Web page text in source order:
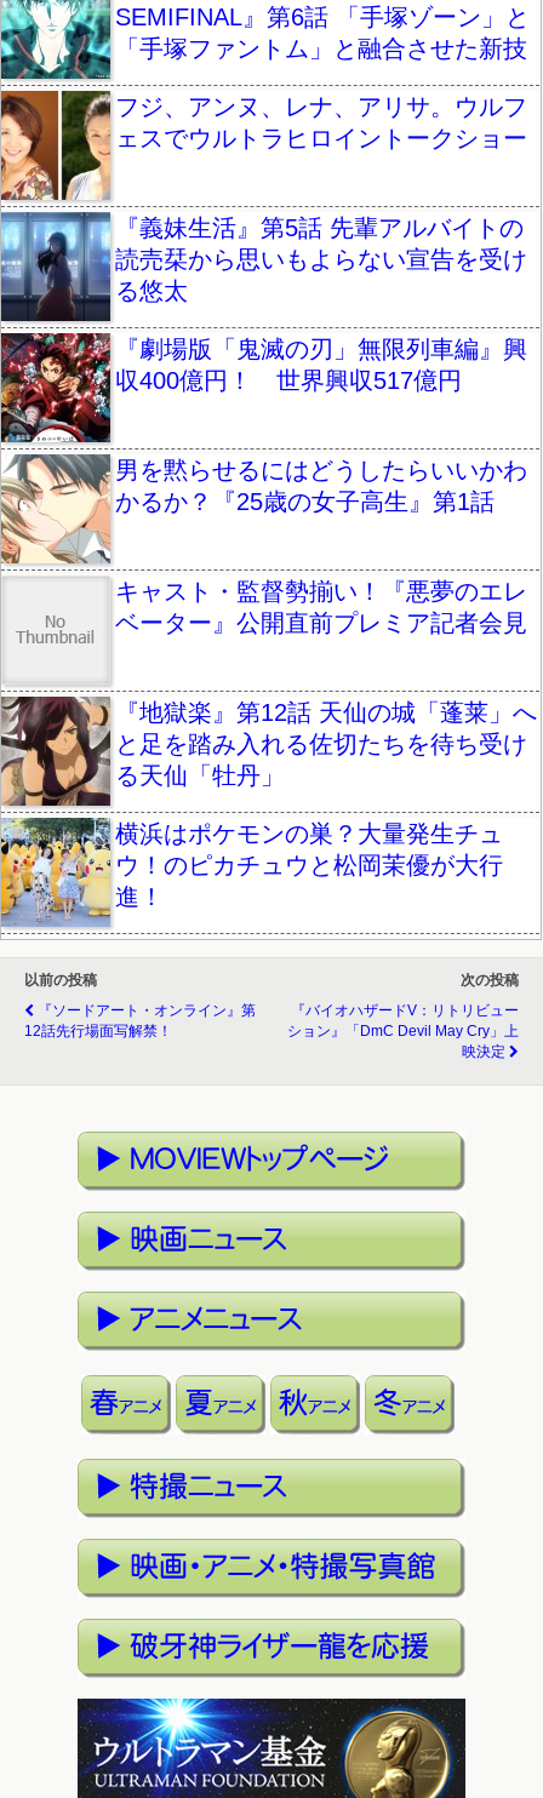
SEMIFINAL』第6話 「手塚ゾーン」と
「手塚ファントム」と融合させた新技
フジ、アンヌ、レナ、アリサ。ウルフ
ェスでウルトラヒロイントークショー
『義妹生活』第5話 先輩アルバイトの
読売栞から思いもよらない宣告を受け
る悠太
『劇場版「鬼滅の刃」無限列車編』興
収400億円！ 世界興収517億円
男を黙らせるにはどうしたらいいかわ
かるか？『25歳の女子高生』第1話
キャスト・監督勢揃い！『悪夢のエレ
ベーター』公開直前プレミア記者会見
『地獄楽』第12話 天仙の城「蓬莱」へ
と足を踏み入れる佐切たちを待ち受け
る天仙「牡丹」
横浜はポケモンの巣？大量発生チュ
ウ！のピカチュウと松岡茉優が大行
進！
以前の投稿
『ソードアート・オンライン』第
12話先行場面写解禁！
次の投稿
『バイオハザードV：リトリビュー
ション』「DmC Devil May Cry」上
映決定